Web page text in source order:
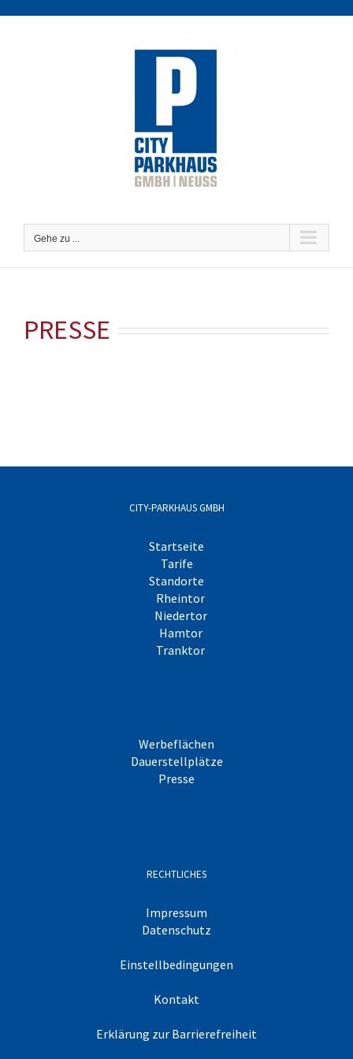
Gehe zu ...
PRESSE
CITY-PARKHAUS GMBH
Startseite
Tarife
Standorte
Rheintor
Niedertor
Hamtor
Tranktor
Werbeflächen
Dauerstellplätze
Presse
RECHTLICHES
Impressum
Datenschutz
Einstellbedingungen
Kontakt
Erklärung zur Barrierefreiheit